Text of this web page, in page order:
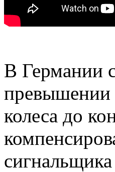
В Германии
превышении
колеса до